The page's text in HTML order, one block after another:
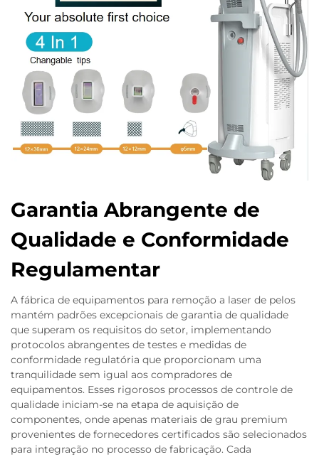
Garantia Abrangente de
Qualidade e Conformidade
Regulamentar
A fábrica de equipamentos para remoção a laser de pelos
mantém padrões excepcionais de garantia de qualidade
que superam os requisitos do setor, implementando
protocolos abrangentes de testes e medidas de
conformidade regulatória que proporcionam uma
tranquilidade sem igual aos compradores de
equipamentos. Esses rigorosos processos de controle de
qualidade iniciam-se na etapa de aquisição de
componentes, onde apenas materiais de grau premium
provenientes de fornecedores certificados são selecionados
para integração no processo de fabricação. Cada